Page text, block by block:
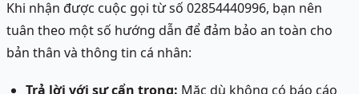
Khi nhận được cuộc gọi từ số 02854440996, bạn nên
tuân theo một số hướng dẫn để đảm bảo an toàn cho
bản thân và thông tin cá nhân:
Trả lời với sự cẩn trọng: Mặc dù không có báo cáo